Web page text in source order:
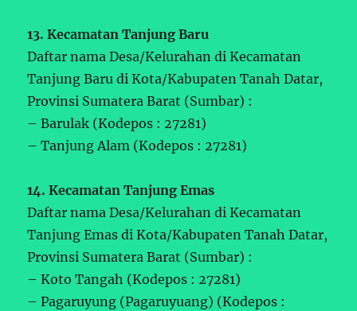
13. Kecamatan Tanjung Baru
Daftar nama Desa/Kelurahan di Kecamatan
Tanjung Baru di Kota/Kabupaten Tanah Datar,
Provinsi Sumatera Barat (Sumbar) :
– Barulak (Kodepos : 27281)
– Tanjung Alam (Kodepos : 27281)
14. Kecamatan Tanjung Emas
Daftar nama Desa/Kelurahan di Kecamatan
Tanjung Emas di Kota/Kabupaten Tanah Datar,
Provinsi Sumatera Barat (Sumbar) :
– Koto Tangah (Kodepos : 27281)
– Pagaruyung (Pagaruyuang) (Kodepos :